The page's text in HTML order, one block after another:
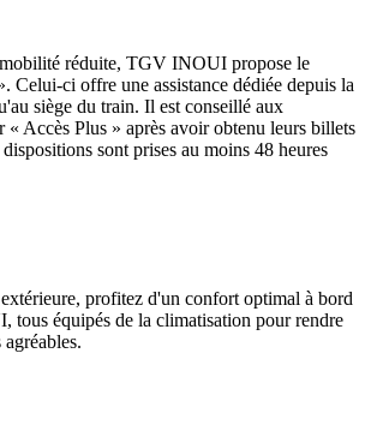
réduite, TGV INOUI propose le
Celui-ci offre une assistance dédiée depuis la
siège du train. Il est conseillé aux
« Accès Plus » après avoir obtenu leurs billets
sont prises au moins 48 heures
profitez d'un confort optimal à bord
tous équipés de la climatisation pour rendre